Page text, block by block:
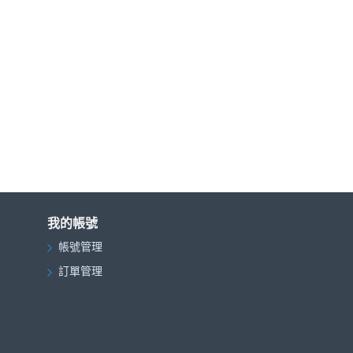
我的帳號
帳號管理
訂單管理